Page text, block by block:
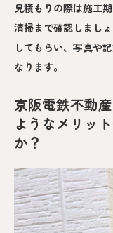
見積もりの際は施工
清掃まで確認しまし
してもらい、写真や
なります。
京阪電鉄不動
ようなメリッ
か？